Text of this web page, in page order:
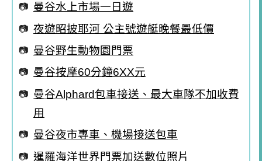
曼谷水上市場一日遊
夜遊昭披耶河 公主號遊艇晚餐最低價
曼谷野生動物園門票
曼谷按摩60分鐘6XX元
曼谷Alphard包車接送、最大車隊不加收費
用
曼谷夜市專車、機場接送包車
暹羅海洋世界門票加送數位照片